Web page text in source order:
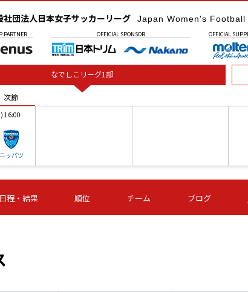
社団法人日本女子サッカーリーグ Japan Women's Football
PARTNER OFFICIAL SPONSOR OFFICIAL
なでしこリーグ1部
次節
16:00
ニッパツ
15:00 第16節 09/05 (土) 15:00
石人の星
-
第16節 09/05 (土) 16:00
ＡＧＦ
-
次節
日程・結果 順位 チーム ブログ